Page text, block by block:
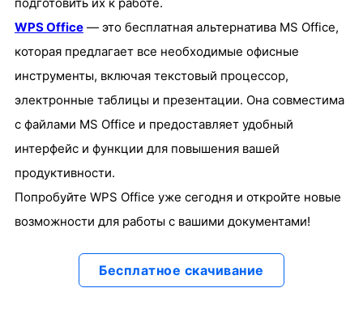
WPS Office — это бесплатная альтернатива MS Office,
которая предлагает все необходимые офисные
инструменты, включая текстовый процессор,
электронные таблицы и презентации. Она совместима
с файлами MS Office и предоставляет удобный
интерфейс и функции для повышения вашей
продуктивности.
Попробуйте WPS Office уже сегодня и откройте новые
возможности для работы с вашими документами!
Бесплатное скачивание